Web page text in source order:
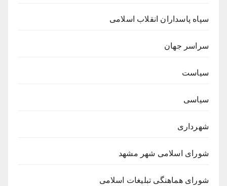
سپاه پاسداران انقلاب اسلامی
سراسر جهان
سیاست
سیاسی
شهرداری
شورای اسلامی شهر مشهد
شورای هماهنگی تبلیغات اسلامی